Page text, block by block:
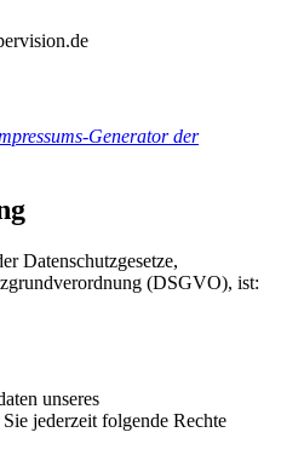
Generator der
Datenschutzgesetze,
(DSGVO), ist:
unseres
jederzeit folgende Rechte